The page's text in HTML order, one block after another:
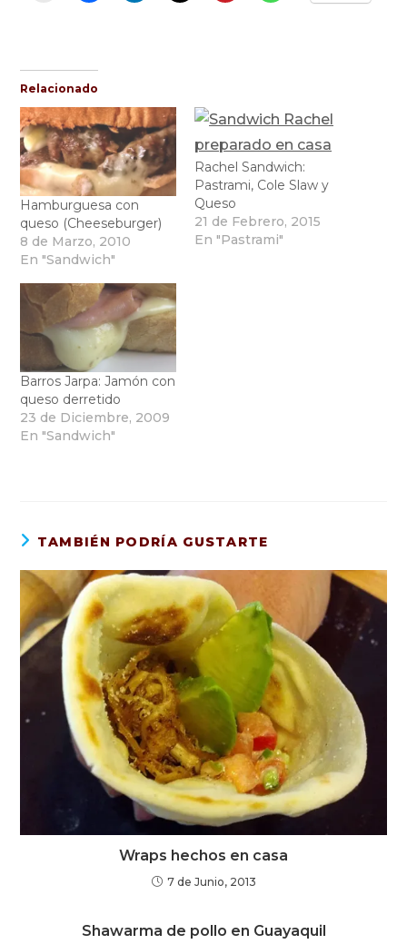
Relacionado
Hamburguesa con
queso (Cheeseburger)
8 de Marzo, 2010
En "Sandwich"
Rachel Sandwich:
Pastrami, Cole Slaw y
Queso
21 de Febrero, 2015
En "Pastrami"
Barros Jarpa: Jamón con
queso derretido
23 de Diciembre, 2009
En "Sandwich"
TAMBIÉN PODRÍA GUSTARTE
Wraps hechos en casa
7 de Junio, 2013
Shawarma de pollo en Guayaquil